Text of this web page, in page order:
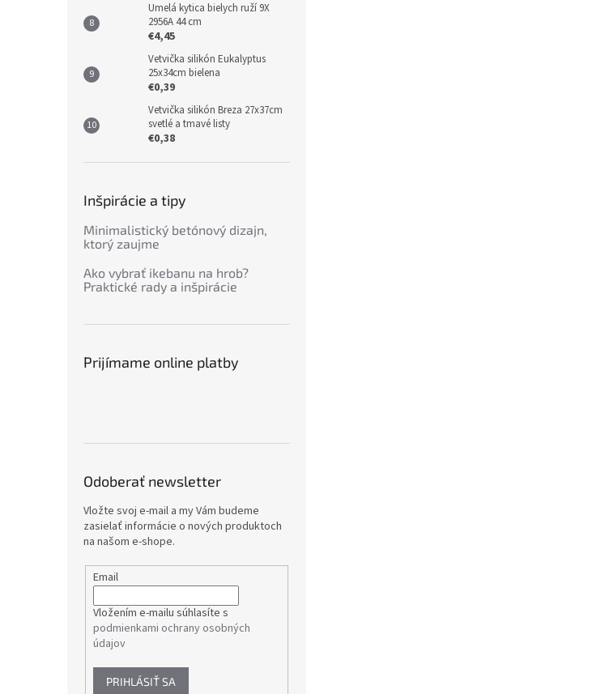
Umelá kytica bielych ruží 9X
2956A 44 cm
€4,45
Vetvička silikón Eukalyptus
25x34cm bielena
€0,39
Vetvička silikón Breza 27x37cm
svetlé a tmavé listy
€0,38
Inšpirácie a tipy
Minimalistický betónový dizajn,
ktorý zaujme
Ako vybrať ikebanu na hrob?
Praktické rady a inšpirácie
Prijímame online platby
Odoberať newsletter
Vložte svoj e-mail a my Vám budeme
zasielať informácie o nových produktoch
na našom e-shope.
Email
Vložením e-mailu súhlasíte s
podmienkami ochrany osobných
údajov
PRIHLÁSIŤ SA